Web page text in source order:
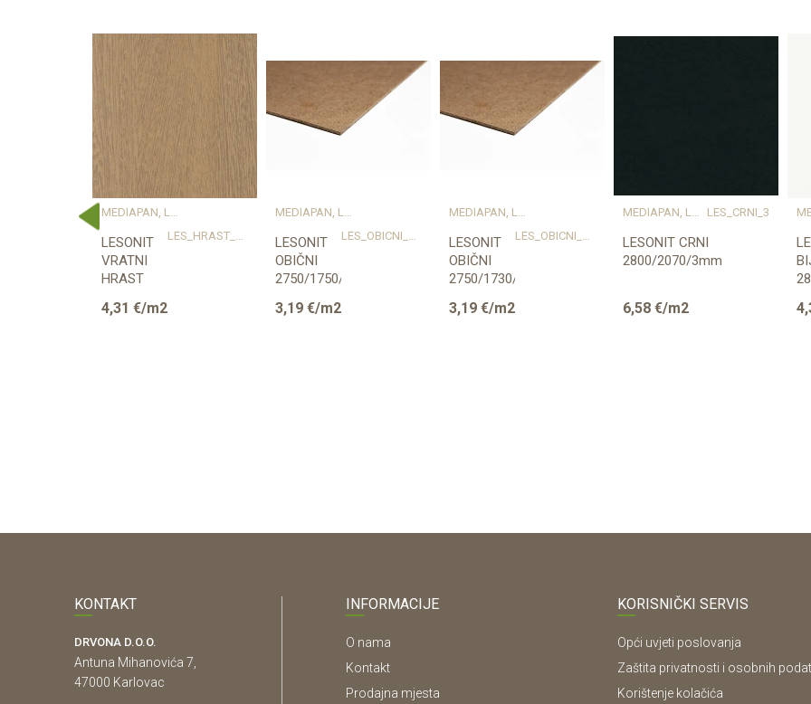
MEDIAPAN, LESONIT I IZOPLAT
LES_HRAST_VR_3
LESONIT
VRATNI
HRAST
9103
4,31 €/m2
MEDIAPAN, LESONIT I IZOPLAT
LES_OBICNI_3_275X175
LESONIT
OBIČNI
2750/1750/3,2mm
3,19 €/m2
MEDIAPAN, LESONIT I IZOPLAT
LES_OBICNI_3_275X173
LESONIT
OBIČNI
2750/1730/3,2mm
3,19 €/m2
MEDIAPAN, LESONIT I IZOPLAT LES_CRNI_3
LESONIT CRNI
2800/2070/3mm
6,58 €/m2
KONTAKT
DRVONA D.O.O.
Antuna Mihanovića 7,
47000 Karlovac
INFORMACIJE
O nama
Kontakt
Prodajna mjesta
KORISNIČKI SERVIS
Opći uvjeti poslovanja
Zaštita privatnosti i osobnih
Korištenje kolačića